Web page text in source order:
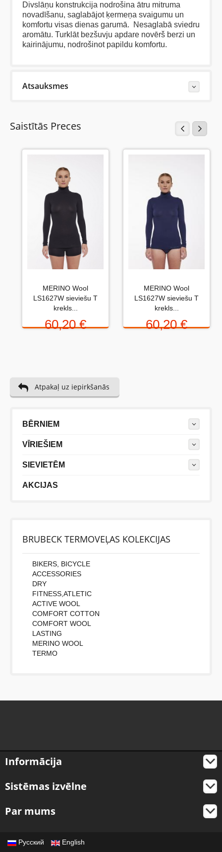
Divslāņu konstrukcija nodrošina ātru mitruma
novadīšanu, saglabājot ķermeņa svaigumu un
komfortu visas dienas garumā. Nesaglabā sviedru
aromātu. Turklāt bezšuvju apdare novērš berzi un
kairinājumu, nodrošinot papildu komfortu.
Atsauksmes
Lielisks džemperis, kā viss Brubeck apģērbs.
Patīkams ķermenim, nekož, nerīvē utt. Esmu ļoti
apmierināta.
Uzrakstiet atsauksmi....(min. 10, max. 2000 simboli)
Vispirms: Novērtējiet preci. Lūdzu izvēlieties vērtējumu
no 0 (slikti) līdz 5 zvaigznēm (teicami).
Saistītās Preces
MERINO Wool
LS1627W sieviešu T
krekls...
60,20 €
MERINO Wool
LS1627W sieviešu T
krekls...
60,20 €
Atpakaļ uz iepirkšanās
BĒRNIEM
VĪRIEŠIEM
SIEVIETĒM
AKCIJAS
BRUBECK TERMOVEĻAS KOLEKCIJAS
BIKERS, BICYCLE
ACCESSORIES
DRY
FITNESS,ATLETIC
ACTIVE WOOL
COMFORT COTTON
COMFORT WOOL
LASTING
MERINO WOOL
TERMO
Informācija
Sistēmas izvēlne
Par mums
Русский English